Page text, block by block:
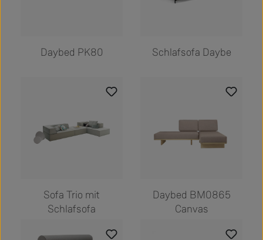
Daybed PK80 Schlafsofa Daybe
Sofa Trio mit
Schlafsofa
Daybed BM0865
Canvas